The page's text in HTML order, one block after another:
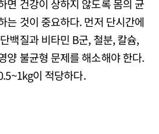
면 건강이 상하지 않도록 몸의 균
는 것이 중요하다. 먼저 단시간에
백질과 비타민 B군, 철분, 칼슘,
양 불균형 문제를 해소해야 한다.
이 적당하다.